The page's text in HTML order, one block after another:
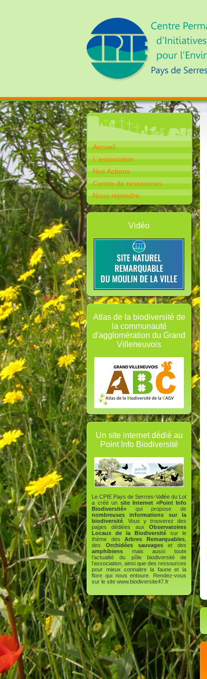
Accueil
L'association
Nos Actions
Centre de ressources
Nous rejoindre
Vidéo
Atlas de la biodiversité de
la communauté
d'agglomération du Grand
Villeneuvois
Un site internet dédié au
Point Info Biodiversité
Le CPIE Pays de Serrres-Vallée du Lot
a créé un site Internet «Point Info
Biodiversité» qui propose de
nombreuses informations sur la
biodiversité . Vous y trouverez des
pages dédiées aux Observatoires
Locaux de la Biodiversité sur le
thème desArbres Remarquables
des Orchidées sauvageset des
amphibiens mais aussi toute
l'actualité du pôle biodiversité de
l'association, ainsi que des ressources
pour mieux connaitre la faune et la
flore qui nous entoure. Rendez-vous
sur le site www.biodiversite47.fr